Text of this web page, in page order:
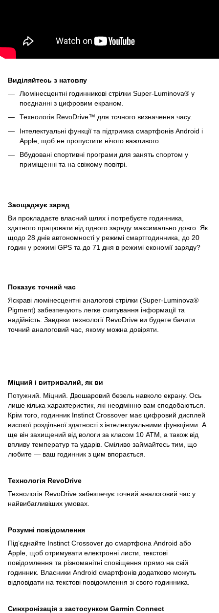
Виділяйтесь з натовпу
Люмінесцентні годинникові стрілки Super-Luminova® у
поєднанні з цифровим екраном.
Технологія RevoDrive™ для точного визначення часу.
Інтелектуальні функції та підтримка смартфонів Android і
Apple, щоб не пропустити нічого важливого.
Вбудовані спортивні програми для занять спортом у
приміщенні та на свіжому повітрі.
Заощаджує заряд
Ви прокладаєте власний шлях і потребуєте годинника,
здатного працювати від одного заряду максимально довго. Як
щодо 28 днів автономності у режимі смартгодинника, до 20
годин у режимі GPS та до 71 дня в режимі економії заряду?
Показує точний час
Яскраві люмінесцентні аналогові стрілки (Super-Luminova®
Pigment) забезпечують легке считування інформації та
надійність. Завдяки технології RevoDrive ви будете бачити
точний аналоговий час, якому можна довіряти.
Міцний і витривалий, як ви
Потужний. Міцний. Двошаровий безель навколо екрану. Ось
лише кілька характеристик, які неодмінно вам сподобаються.
Крім того, годинник Instinct Crossover має цифровий дисплей
високої роздільної здатності з інтелектуальними функціями. А
ще він захищений від вологи за класом 10 АТМ, а також від
впливу температур та ударів. Сміливо займайтесь тим, що
любите — ваш годинник з цим впорається.
Технологія RevoDrive
Технологія RevoDrive забезпечує точний аналоговий час у
найвибагливіших умовах.
Розумні повідомлення
Під’єднайте Instinct Crossover до смартфона Android або
Apple, щоб отримувати електронні листи, текстові
повідомлення та різноманітні сповіщення прямо на свій
годинник. Власники Android смартфонів додатково можуть
відповідати на текстові повідомлення зі свого годинника.
Синхронізація з застосунком Garmin Connect